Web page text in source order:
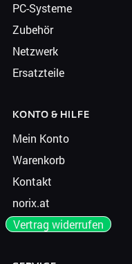
PC-Systeme
Zubehör
Netzwerk
Ersatzteile
KONTO & HILFE
Mein Konto
Warenkorb
Kontakt
norix.at
Vertrag widerrufen